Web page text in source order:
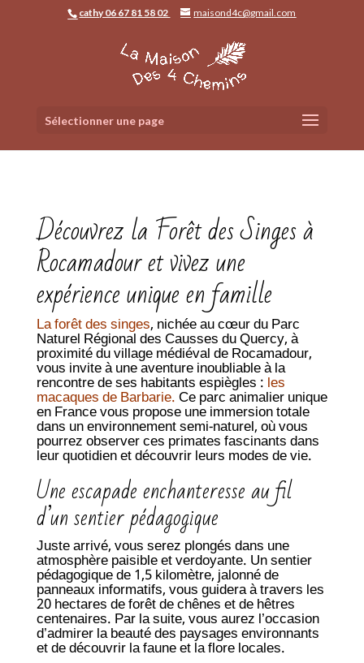
cathy 06 67 81 58 02 maisond4c@gmail.com
Sélectionner une page
Découvrez la Forêt des Singes à
Rocamadour et vivez une
expérience unique en famille
La forêt des singes, nichée au cœur du Parc
Naturel Régional des Causses du Quercy, à
proximité du village médiéval de Rocamadour,
vous invite à une aventure inoubliable à la
rencontre de ses habitants espiègles : les
macaques de Barbarie.Ce parc animalier unique
en France vous propose une immersion totale
dans un environnement semi-naturel, où vous
pourrez observer ces primates fascinants dans
leur quotidien et découvrir leurs modes de vie.
Une escapade enchanteresse au fil
d’un sentier pédagogique
Juste arrivé, vous serez plongés dans une
atmosphère paisible et verdoyante. Un sentier
pédagogique de 1,5 kilomètre, jalonné de
panneaux informatifs, vous guidera à travers les
20 hectares de forêt de chênes et de hêtres
centenaires. Par la suite, vous aurez l’occasion
d’admirer la beauté des paysages environnants
et de découvrir la faune et la flore locales.